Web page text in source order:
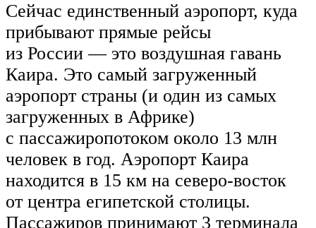
Сейчас единственный аэропорт, куда
прибывают прямые рейсы
из России — это воздушная гавань
Каира. Это самый загруженный
аэропорт страны (и один из самых
загруженных в Африке)
с пассажиропотоком около 13 млн
человек в год. Аэропорт Каира
находится в 15 км на северо-восток
от центра египетской столицы.
Пассажиров принимают 3 терминала